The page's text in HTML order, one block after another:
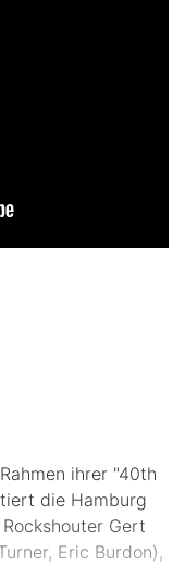
ihrer "40th
die Hamburg
Gert
Eric Burdon),